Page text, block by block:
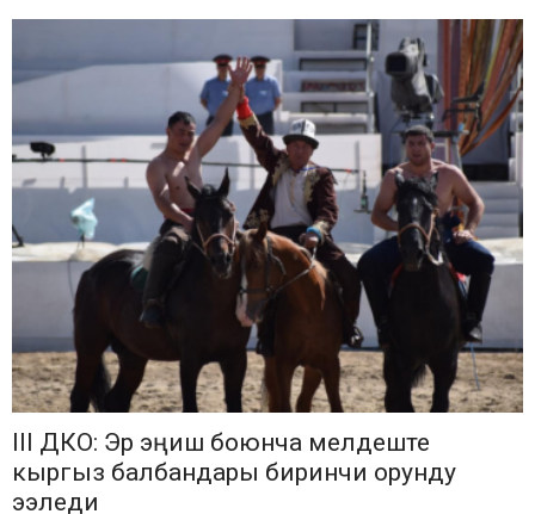
III ДКО: Эр эңиш боюнча мелдеште
кыргыз балбандары биринчи орунду
ээледи